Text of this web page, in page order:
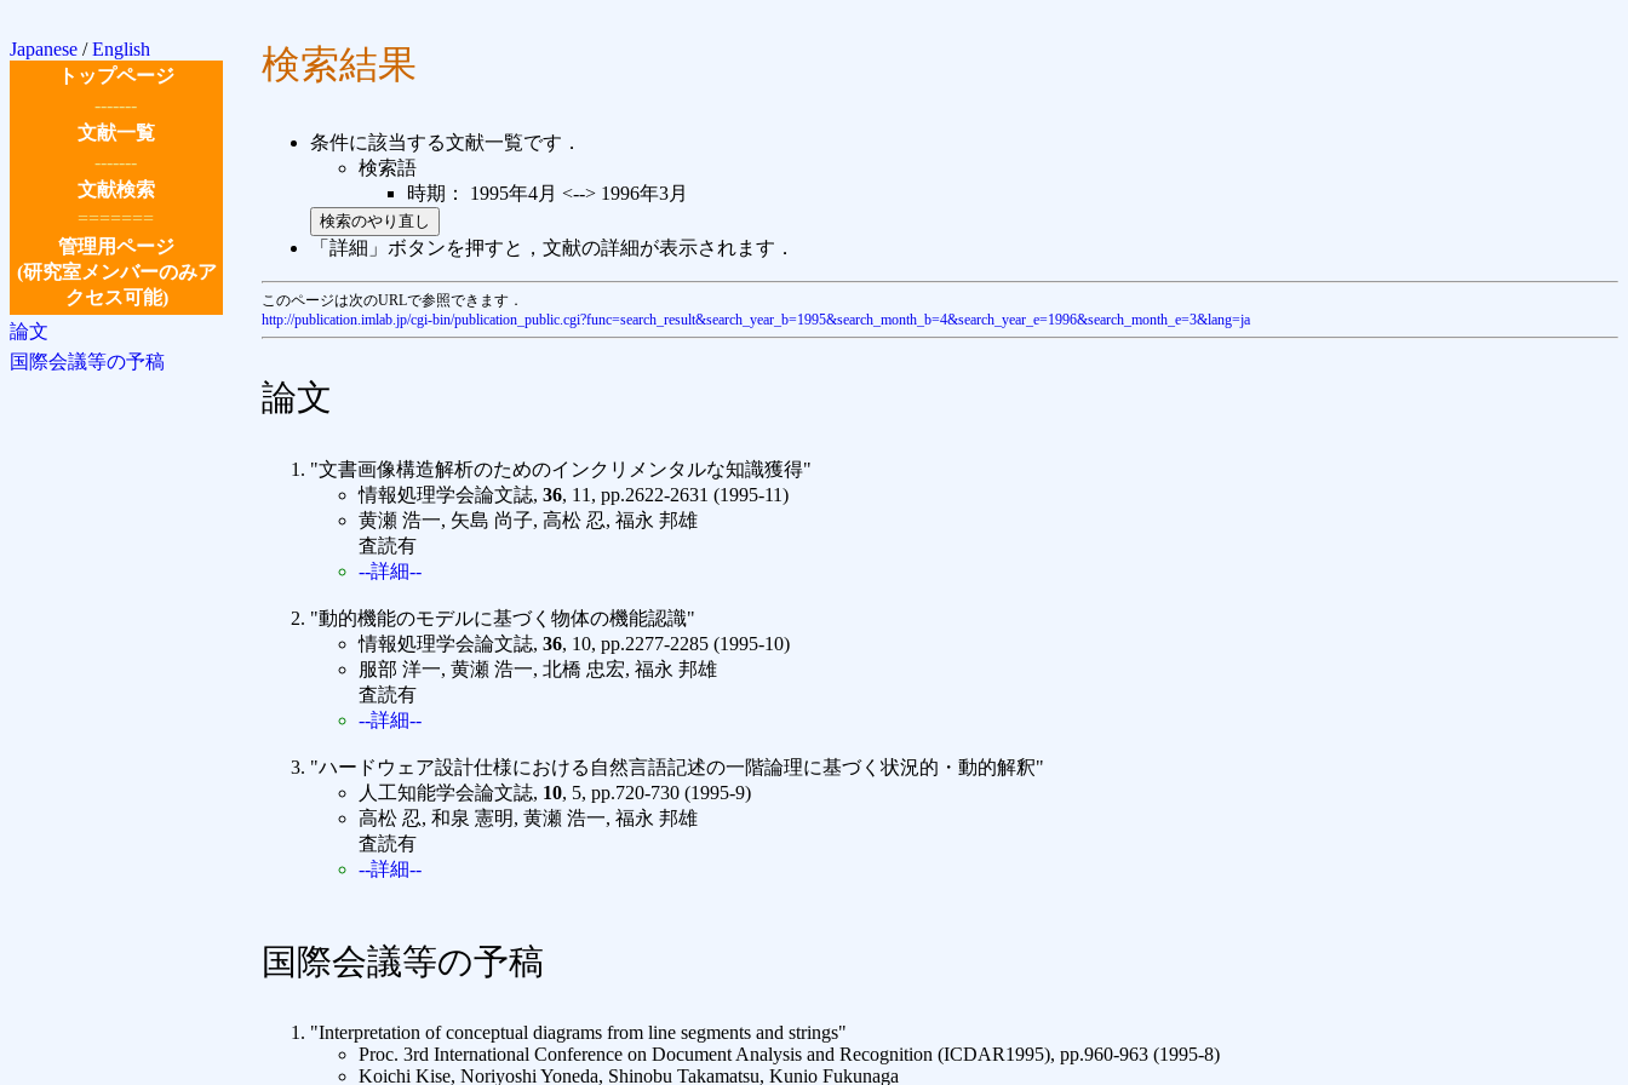
Japanese /English
トップページ
-------
文献一覧
-------
文献検索
=======
管理用ページ
(研究室メンバーのみア
クセス可能)
論文
国際会議等の予稿
検索結果
条件に該当する文献一覧です．
検索語
時期： 1995年4月 <--> 1996年3月
「詳細」ボタンを押すと，文献の詳細が表示されます．
このページは次のURLで参照できます．
http://publication.imlab.jp/cgi-bin/publication_public.cgi?func=search_result&search_year_b=1995&search_month_b=4&search_year_e=1996&search_month_e=3&lang=ja
論文
"文書画像構造解析のためのインクリメンタルな知識獲得"
情報処理学会論文誌, 36, 11, pp.2622-2631 (1995-11)
黄瀬 浩一, 矢島 尚子, 高松 忍, 福永 邦雄
査読有
--詳細--
"動的機能のモデルに基づく物体の機能認識"
情報処理学会論文誌, 36, 10, pp.2277-2285 (1995-10)
服部 洋一, 黄瀬 浩一, 北橋 忠宏, 福永 邦雄
査読有
--詳細--
"ハードウェア設計仕様における自然言語記述の一階論理に基づく状況的・動的解釈"
人工知能学会論文誌, 10, 5, pp.720-730 (1995-9)
高松 忍, 和泉 憲明, 黄瀬 浩一, 福永 邦雄
査読有
--詳細--
国際会議等の予稿
"Interpretation of conceptual diagrams from line segments and strings"
Proc. 3rd International Conference on Document Analysis and Recognition (ICDAR1995), pp.960-963 (1995-8)
Koichi Kise, Noriyoshi Yoneda, Shinobu Takamatsu, Kunio Fukunaga